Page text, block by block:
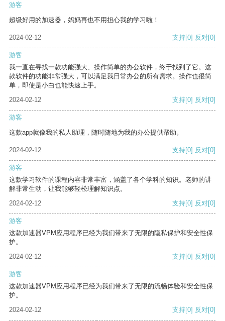
游客
超级好用的加速器，妈妈再也不用担心我的学习啦！
2024-02-12 支持[0] 反对[0]
游客
我一直在寻找一款功能强大、操作简单的办公软件，终于找到了它。这
款软件的功能非常强大，可以满足我日常办公的所有需求。操作也很简
单，即使是小白也能快速上手。
2024-02-12
支持[0] 反对[0]
游客
这款app就像我的私人助理，随时随地为我的办公提供帮助。
2024-02-12 支持[0] 反对[0]
游客
这款学习软件的课程内容非常丰富，涵盖了各个学科的知识。老师的讲
解非常生动，让我能够轻松理解知识点。
2024-02-12
支持[0] 反对[0]
游客
这款加速器VPM应用程序已经为我们带来了无限的隐私保护和安全性保
护。
2024-02-12
支持[0] 反对[0]
游客
这款加速器VPM应用程序已经为我们带来了无限的流畅体验和安全性保
护。
2024-02-12
支持[0] 反对[0]